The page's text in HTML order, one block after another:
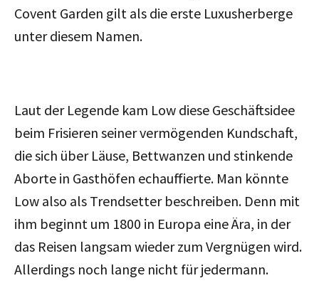
Covent Garden gilt als die erste Luxusherberge
unter diesem Namen.
Laut der Legende kam Low diese Geschäftsidee
beim Frisieren seiner vermögenden Kundschaft,
die sich über Läuse, Bettwanzen und stinkende
Aborte in Gasthöfen echauffierte. Man könnte
Low also als Trendsetter beschreiben. Denn mit
ihm beginnt um 1800 in Europa eine Ära, in der
das Reisen langsam wieder zum Vergnügen wird.
Allerdings noch lange nicht für jedermann.